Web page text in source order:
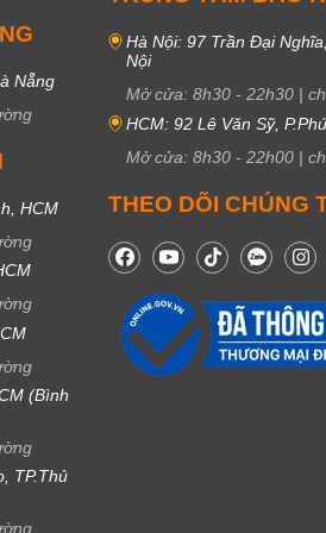
Nẵng
HCM
(Bình
TP.Thủ
Hà Nội: 97 Trần Đại
Nội
Mở cửa: 8h30 - 22h30 |
HCM: 92 Lê Văn Sỹ,
Mở cửa: 8h30 - 22h00 |
THEO DÕI CHÚNG